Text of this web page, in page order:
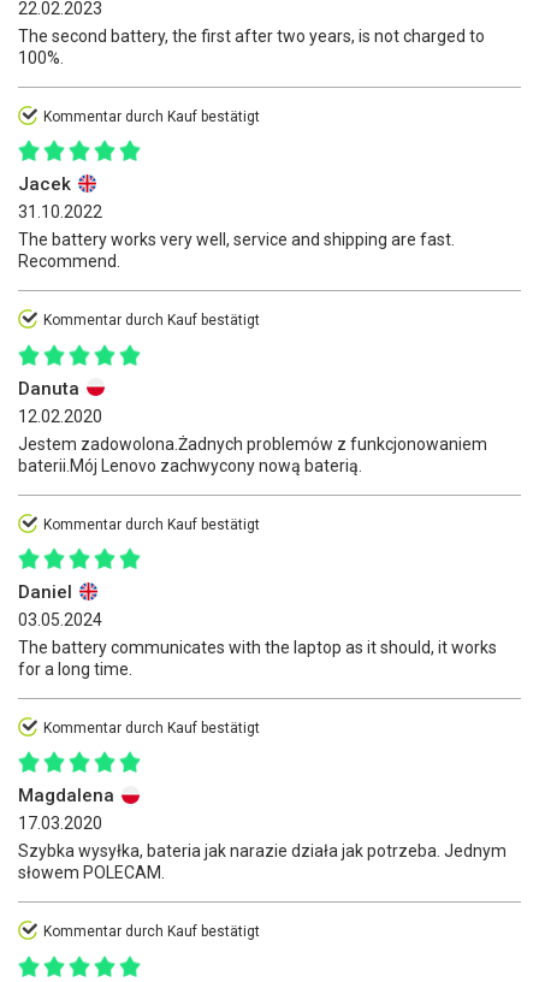
22.02.2023
The second battery, the first after two years, is not charged to
100%.
Kommentar durch Kauf bestätigt
Jacek
31.10.2022
The battery works very well, service and shipping are fast.
Recommend.
Kommentar durch Kauf bestätigt
Danuta
12.02.2020
Jestem zadowolona.Żadnych problemów z funkcjonowaniem
baterii.Mój Lenovo zachwycony nową baterią.
Kommentar durch Kauf bestätigt
Daniel
03.05.2024
The battery communicates with the laptop as it should, it works
for a long time.
Kommentar durch Kauf bestätigt
Magdalena
17.03.2020
Szybka wysyłka, bateria jak narazie działa jak potrzeba. Jednym
słowem POLECAM.
Kommentar durch Kauf bestätigt